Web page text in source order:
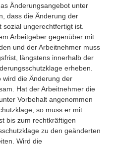
Änderungsangebot unter
dass die Änderung der
ungerechtfertigt ist.
Arbeitgeber gegenüber mit
und der Arbeitnehmer muss
längstens innerhalb der
erheben.
wird die Änderung der
Hat der Arbeitnehmer die
Vorbehalt angenommen
so muss er mit
bis zum rechtkräftigen
zu den geänderten
Wird die